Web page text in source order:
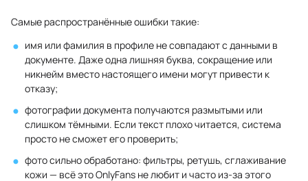
Самые распространённые ошибки такие:
имя или фамилия в профиле не совпадают с данными в
документе. Даже одна лишняя буква, сокращение или
никнейм вместо настоящего имени могут привести к
отказу;
фотографии документа получаются размытыми или
слишком тёмными. Если текст плохо читается, система
просто не сможет его проверить;
фото сильно обработано: фильтры, ретушь, сглаживание
кожи — всё это OnlyFans не любит и часто из-за этого